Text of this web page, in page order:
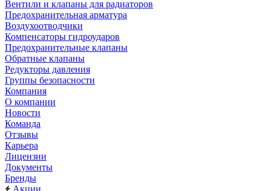
Вентили и клапаны для радиаторов
Предохранительная арматура
Воздухоотводчики
Компенсаторы гидроударов
Предохранительные клапаны
Обратные клапаны
Редукторы давления
Группы безопасности
Компания
О компании
Новости
Команда
Отзывы
Карьера
Лицензии
Документы
Бренды
Акции